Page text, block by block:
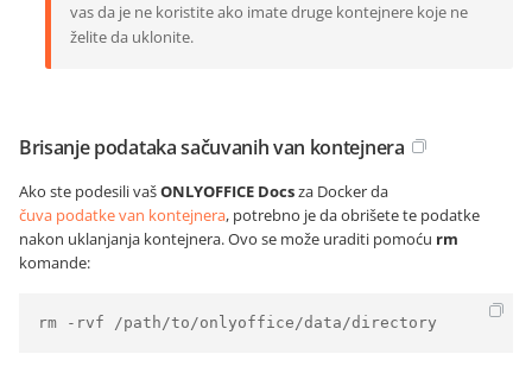
vas da je ne koristite ako imate druge kontejnere koje ne
želite da uklonite.
Brisanje podataka sačuvanih van kontejnera
Ako ste podesili vašONLYOFFICE Docsza Docker da
čuva podatke van kontejnera, potrebno je da obrišete te podatke
nakon uklanjanja kontejnera. Ovo se može uraditi pomoću rm
komande:
rm -rvf /path/to/onlyoffice/data/directory